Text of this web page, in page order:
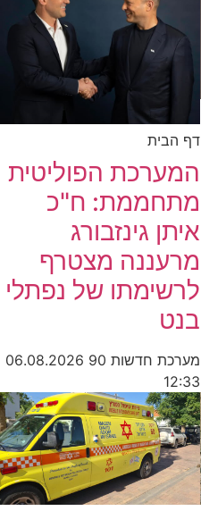
דף הבית
המערכת הפוליטית
מתחממת: ח"כ
איתן גינזבורג
מרעננה מצטרף
לרשימתו של נפתלי
בנט
מערכת חדשות 90
06.08.2026
12:33